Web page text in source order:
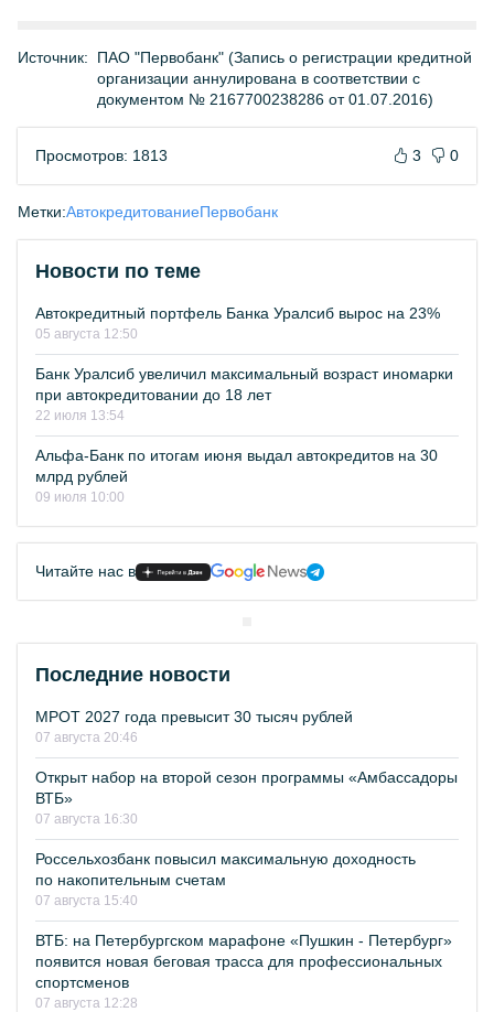
Источник:
ПАО "Первобанк" (Запись о регистрации кредитной
организации аннулирована в соответствии с
документом № 2167700238286 от 01.07.2016)
Просмотров: 1813 3 0
Метки:АвтокредитованиеПервобанк
Новости по теме
Автокредитный портфель Банка Уралсиб вырос на 23%
05 августа 12:50
Банк Уралсиб увеличил максимальный возраст иномарки
при автокредитовании до 18 лет
22 июля 13:54
Альфа-Банк по итогам июня выдал автокредитов на 30
млрд рублей
09 июля 10:00
Читайте нас в
Последние новости
МРОТ 2027 года превысит 30 тысяч рублей
07 августа 20:46
Открыт набор на второй сезон программы «Амбассадоры
ВТБ»
07 августа 16:30
Россельхозбанк повысил максимальную доходность
по накопительным счетам
07 августа 15:40
ВТБ: на Петербургском марафоне «Пушкин - Петербург»
появится новая беговая трасса для профессиональных
спортсменов
07 августа 12:28